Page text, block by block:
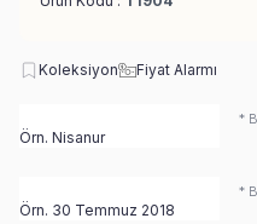
Koleksiyon Fiyat Alarmı
*
*